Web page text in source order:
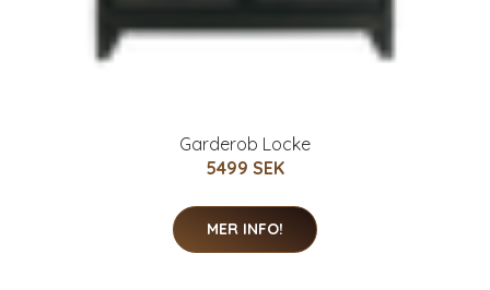
Garderob Locke
5499 SEK
MER INFO!